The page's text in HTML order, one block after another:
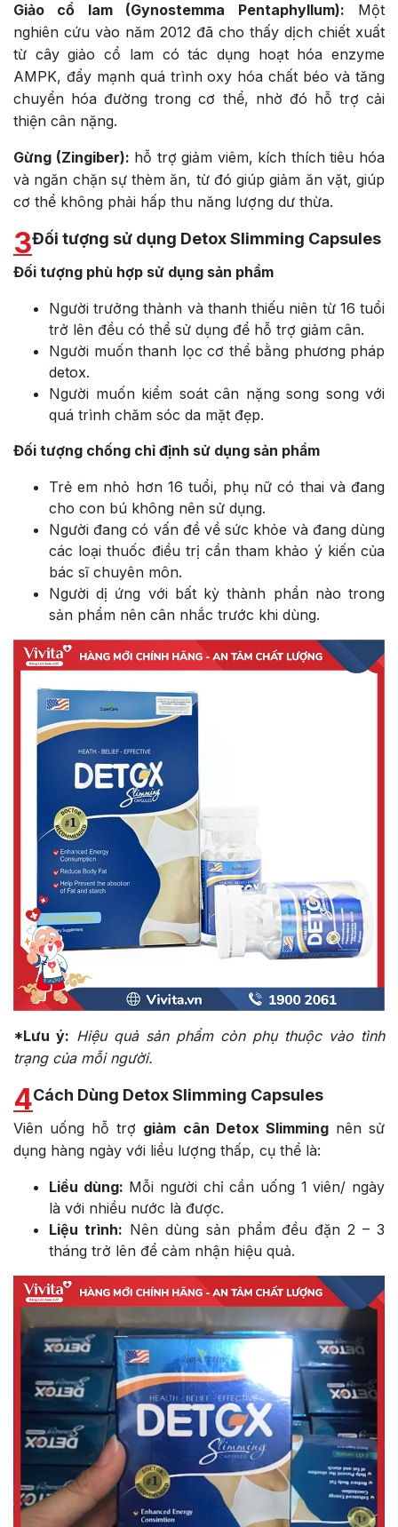
Giảo cổ lam (Gynostemma Pentaphyllum): Một
nghiên cứu vào năm 2012 đã cho thấy dịch chiết xuất
từ cây giảo cổ lam có tác dụng hoạt hóa enzyme
AMPK, đẩy mạnh quá trình oxy hóa chất béo và tăng
chuyển hóa đường trong cơ thể, nhờ đó hỗ trợ cải
thiện cân nặng.
Gừng (Zingiber): hỗ trợ giảm viêm, kích thích tiêu hóa
và ngăn chặn sự thèm ăn, từ đó giúp giảm ăn vặt, giúp
cơ thể không phải hấp thu năng lượng dư thừa.
3Đối tượng sử dụng Detox Slimming Capsules
Đối tượng phù hợp sử dụng sản phẩm
Người trưởng thành và thanh thiếu niên từ 16 tuổi
trở lên đều có thể sử dụng để hỗ trợ giảm cân.
Người muốn thanh lọc cơ thể bằng phương pháp
detox.
Người muốn kiểm soát cân nặng song song với
quá trình chăm sóc da mặt đẹp.
Đối tượng chống chỉ định sử dụng sản phẩm
Trẻ em nhỏ hơn 16 tuổi, phụ nữ có thai và đang
cho con bú không nên sử dụng.
Người đang có vấn đề về sức khỏe và đang dùng
các loại thuốc điều trị cần tham khảo ý kiến của
bác sĩ chuyên môn.
Người dị ứng với bất kỳ thành phần nào trong
sản phẩm nên cân nhắc trước khi dùng.
*Lưu ý: Hiệu quả sản phẩm còn phụ thuộc vào tình
trạng của mỗi người.
4Cách Dùng Detox Slimming Capsules
Viên uống hỗ trợ giảm cân Detox Slimmingnên sử
dụng hàng ngày với liều lượng thấp, cụ thể là:
Liều dùng: Mỗi người chỉ cần uống 1 viên/ ngày
là với nhiều nước là được.
Liệu trình: Nên dùng sản phẩm đều đặn 2 – 3
tháng trở lên để cảm nhận hiệu quả.